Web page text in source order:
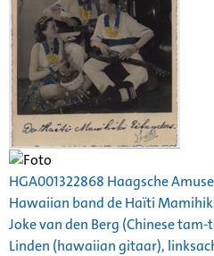
HGA001322868 Haagsche
Hawaiian band de Haïti
Joke van den Berg (Chinese
Linden (hawaiian gitaar),